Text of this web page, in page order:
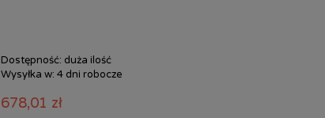
Dostępność: duża ilość
Wysyłka w: 4 dni robocze
678,01 zł